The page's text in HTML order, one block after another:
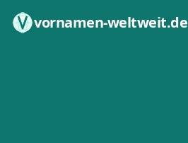
vornamen-weltweit.de